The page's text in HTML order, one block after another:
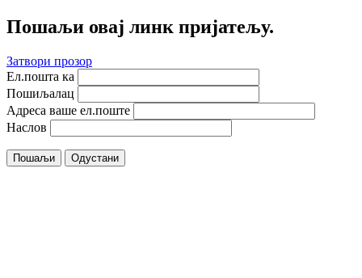
Пошаљи овај линк пријатељу.
Затвори прозор
Ел.пошта ка
Пошиљалац
Адреса ваше ел.поште
Наслов
Пошаљи Одустани